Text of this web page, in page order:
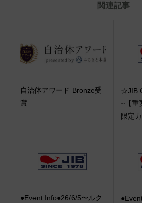
関連記事
自治体アワード Bronze受
賞
☆JIB
~【重
限定
●Event Info●26/6/5〜ルク